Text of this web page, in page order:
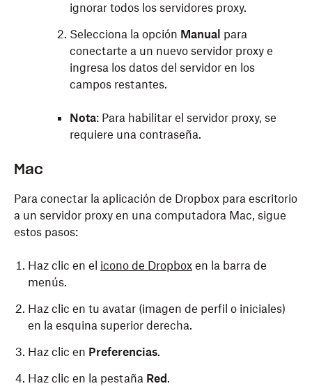
ignorar todos los servidores proxy.
Selecciona la opción Manual para
conectarte a un nuevo servidor proxy e
ingresa los datos del servidor en los
campos restantes.
Nota: Para habilitar el servidor proxy, se
requiere una contraseña.
Mac
Para conectar la aplicación de Dropbox para escritorio
a un servidor proxy en una computadora Mac, sigue
estos pasos:
Haz clic en el icono de Dropbox en la barra de
menús.
Haz clic en tu avatar (imagen de perfil o iniciales)
en la esquina superior derecha.
Haz clic en Preferencias.
Haz clic en la pestaña Red .